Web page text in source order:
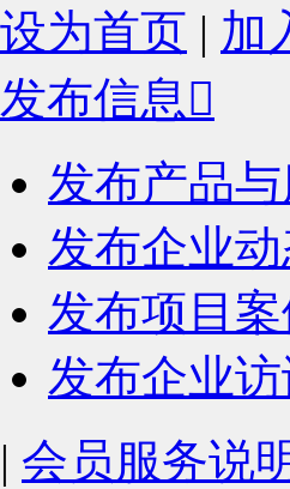
设为首页 | 加
发布信息
发布产品
发布企业
发布项目案
发布企业
| 会员服务说